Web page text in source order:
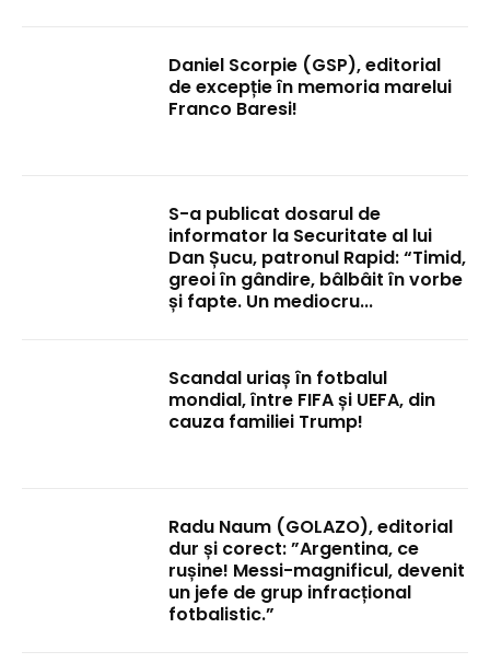
Daniel Scorpie (GSP), editorial
de excepție în memoria marelui
Franco Baresi!
S-a publicat dosarul de
informator la Securitate al lui
Dan Șucu, patronul Rapid: “Timid,
greoi în gândire, bâlbâit în vorbe
și fapte. Un mediocru...
Scandal uriaș în fotbalul
mondial, între FIFA și UEFA, din
cauza familiei Trump!
Radu Naum (GOLAZO), editorial
dur și corect: ”Argentina, ce
rușine! Messi-magnificul, devenit
un jefe de grup infracțional
fotbalistic.”